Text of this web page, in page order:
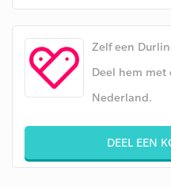
Zelf een
Deel hem
Nederland.
DEEL EEN